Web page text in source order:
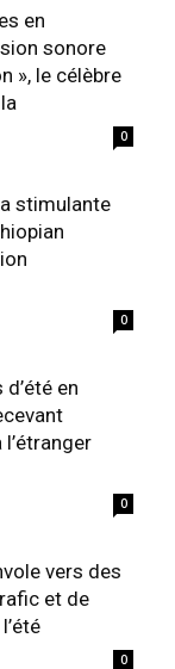
en
sonore
», le célèbre
0
stimulante
0
en
0
vers des
et de
0